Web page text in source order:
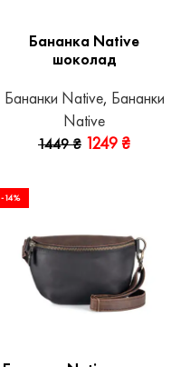
Бананка Native
шоколад
Бананки Native, Бананки
Native
1449₴ 1249 ₴
-14%